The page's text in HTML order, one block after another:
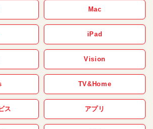
Mac
iPad
Vision
TV&Home
ス アプリ